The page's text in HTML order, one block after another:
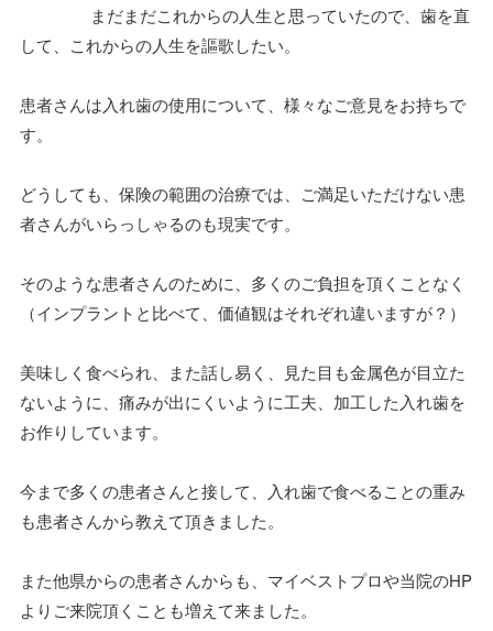
まだまだこれからの人生と思っていたので、歯を直
して、これからの人生を謳歌したい。
患者さんは入れ歯の使用について、様々なご意見をお持ちで
す。
どうしても、保険の範囲の治療では、ご満足いただけない患
者さんがいらっしゃるのも現実です。
そのような患者さんのために、多くのご負担を頂くことなく
（インプラントと比べて、価値観はそれぞれ違いますが？）
美味しく食べられ、また話し易く、見た目も金属色が目立た
ないように、痛みが出にくいように工夫、加工した入れ歯を
お作りしています。
今まで多くの患者さんと接して、入れ歯で食べることの重み
も患者さんから教えて頂きました。
また他県からの患者さんからも、マイベストプロや当院のHP
よりご来院頂くことも増えて来ました。